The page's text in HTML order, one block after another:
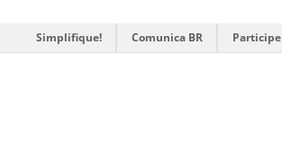
Simplifique! Comunica BR Participe